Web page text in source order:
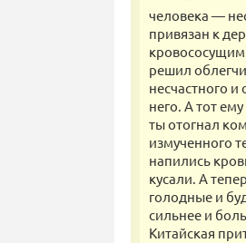
человека —
привязан к
решил
несчастного
него. А тот
ты отогнал
измученного
напились
кусали. А
голодные и
сильнее и
Китайская